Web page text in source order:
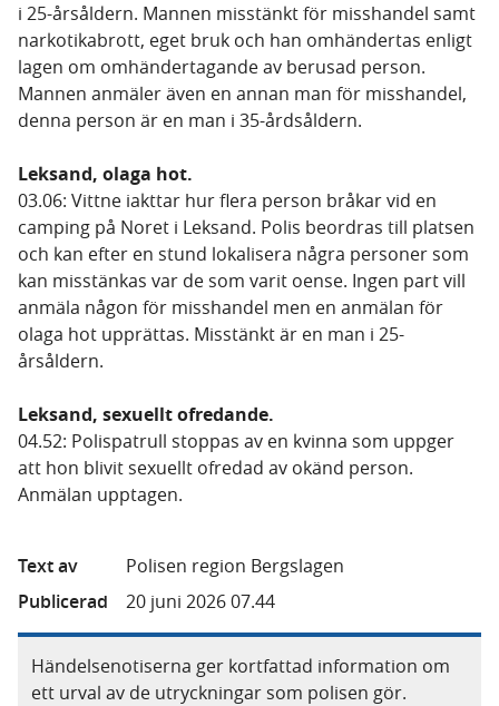
i 25-årsåldern. Mannen misstänkt för misshandel samt
narkotikabrott, eget bruk och han omhändertas enligt
lagen om omhändertagande av berusad person.
Mannen anmäler även en annan man för misshandel,
denna person är en man i 35-årdsåldern.
Leksand, olaga hot.
03.06: Vittne iakttar hur flera person bråkar vid en
camping på Noret i Leksand. Polis beordras till platsen
och kan efter en stund lokalisera några personer som
kan misstänkas var de som varit oense. Ingen part vill
anmäla någon för misshandel men en anmälan för
olaga hot upprättas. Misstänkt är en man i 25-
årsåldern.
Leksand, sexuellt ofredande.
04.52: Polispatrull stoppas av en kvinna som uppger
att hon blivit sexuellt ofredad av okänd person.
Anmälan upptagen.
Text av
Polisen region Bergslagen
Publicerad
20 juni 2026 07.44
Händelsenotiserna ger kortfattad information om
ett urval av de utryckningar som polisen gör.